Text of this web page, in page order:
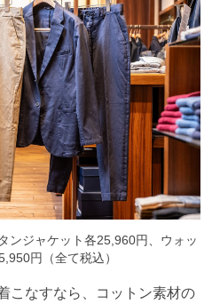
ンジャケット各25,960円、ウォッ
円（全て税込）
こなすなら、コットン素材の